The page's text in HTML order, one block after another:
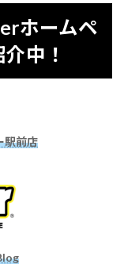
ホームペ
中！
駅前店